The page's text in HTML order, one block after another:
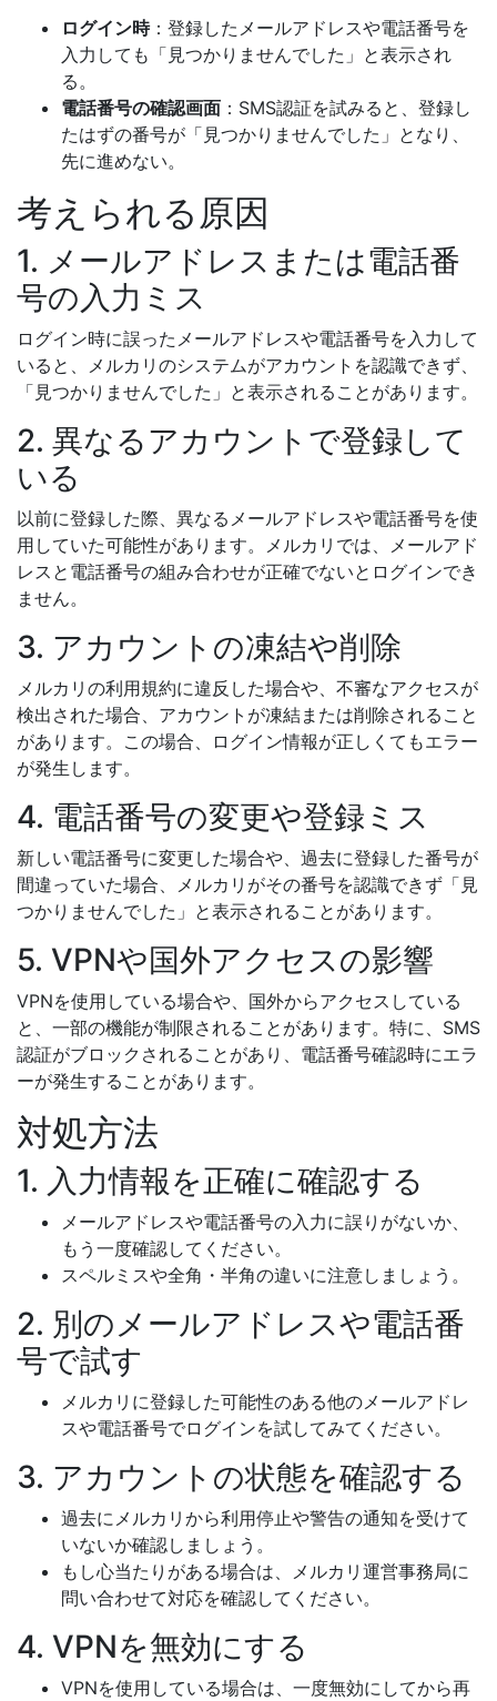
ログイン時：登録したメールアドレスや電話番号を
入力しても「見つかりませんでした」と表示され
る。
電話番号の確認画面 ：SMS認証を試みると、登録し
たはずの番号が「見つかりませんでした」となり、
先に進めない。
考えられる原因
1. メールアドレスまたは電話番
号の入力ミス
ログイン時に誤ったメールアドレスや電話番号を入力して
いると、メルカリのシステムがアカウントを認識できず、
「見つかりませんでした」と表示されることがあります。
2. 異なるアカウントで登録して
いる
以前に登録した際、異なるメールアドレスや電話番号を使
用していた可能性があります。メルカリでは、メールアド
レスと電話番号の組み合わせが正確でないとログインでき
ません。
3. アカウントの凍結や削除
メルカリの利用規約に違反した場合や、不審なアクセスが
検出された場合、アカウントが凍結または削除されること
があります。この場合、ログイン情報が正しくてもエラー
が発生します。
4. 電話番号の変更や登録ミス
新しい電話番号に変更した場合や、過去に登録した番号が
間違っていた場合、メルカリがその番号を認識できず「見
つかりませんでした」と表示されることがあります。
5. VPNや国外アクセスの影響
VPNを使用している場合や、国外からアクセスしている
と、一部の機能が制限されることがあります。特に、SMS
認証がブロックされることがあり、電話番号確認時にエラ
ーが発生することがあります。
対処方法
1. 入力情報を正確に確認する
メールアドレスや電話番号の入力に誤りがないか、
もう一度確認してください。
スペルミスや全角・半角の違いに注意しましょう。
2. 別のメールアドレスや電話番
号で試す
メルカリに登録した可能性のある他のメールアドレ
スや電話番号でログインを試してみてください。
3. アカウントの状態を確認する
過去にメルカリから利用停止や警告の通知を受けて
いないか確認しましょう。
もし心当たりがある場合は、メルカリ運営事務局に
問い合わせて対応を確認してください。
4. VPNを無効にする
VPNを使用している場合は、一度無効にしてから再